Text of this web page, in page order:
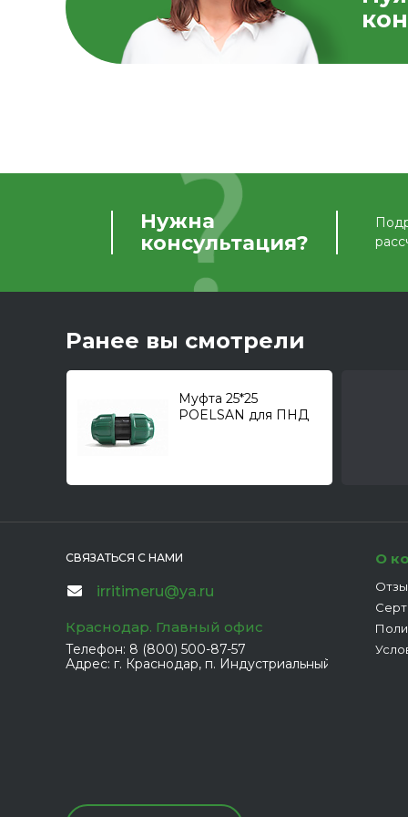
Нужна
консультация?
Ранее вы смотрели
Муфта 25*25
POELSAN для ПНД
СВЯЗАТЬСЯ С НАМИ
irritimeru@ya.ru
Краснодар. Главный офис
Телефон: 8 (800) 500-87-57
Адрес: г. Краснодар, п. Индустриальный, ул.
О